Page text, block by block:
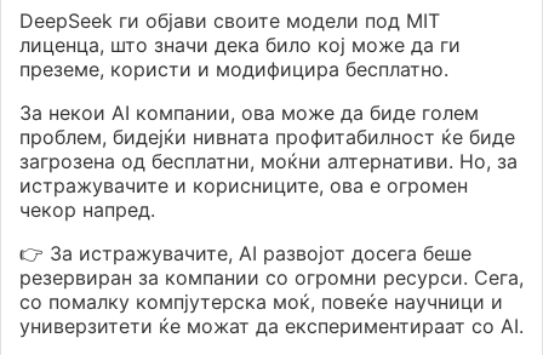
DeepSeek ги објави своите модели под MIT
лиценца, што значи дека било кој може да ги
преземе, користи и модифицира бесплатно.
За некои AI компании, ова може да биде голем
проблем, бидејќи нивната профитабилност ќе биде
загрозена од бесплатни, моќни алтернативи. Но, за
истражувачите и корисниците, ова е огромен
чекор напред.
👉 За истражувачите, AI развојот досега беше
резервиран за компании со огромни ресурси. Сега,
со помалку компјутерска моќ, повеќе научници и
универзитети ќе можат да експериментираат со AI.